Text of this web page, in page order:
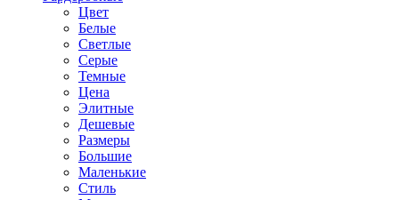
Цвет
Белые
Светлые
Серые
Темные
Цена
Элитные
Дешевые
Размеры
Большие
Маленькие
Стиль